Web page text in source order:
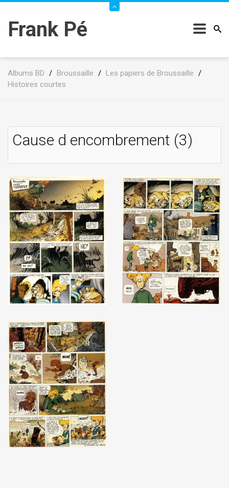
Frank Pé
Albums BD / Broussaille / Les papiers de Broussaille /
Histoires courtes
Cause d encombrement (3)